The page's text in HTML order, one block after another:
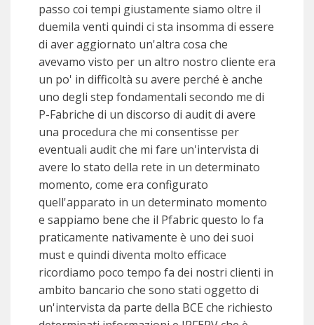
passo coi tempi giustamente siamo oltre il
duemila venti quindi ci sta insomma di essere
di aver aggiornato un'altra cosa che
avevamo visto per un altro nostro cliente era
un po' in difficoltà su avere perché è anche
uno degli step fondamentali secondo me di
P-Fabriche di un discorso di audit di avere
una procedura che mi consentisse per
eventuali audit che mi fare un'intervista di
avere lo stato della rete in un determinato
momento, come era configurato
quell'apparato in un determinato momento
e sappiamo bene che il Pfabric questo lo fa
praticamente nativamente è uno dei suoi
must e quindi diventa molto efficace
ricordiamo poco tempo fa dei nostri clienti in
ambito bancario che sono stati oggetto di
un'intervista da parte della BCE che richiesto